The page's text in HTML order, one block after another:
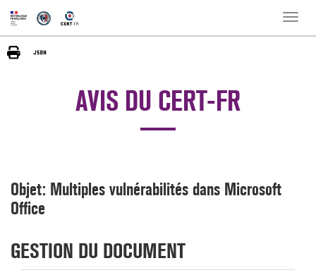
Toggle
AVIS DU CERT-FR
Objet: Multiples vulnérabilités dans Microsoft
Office
GESTION DU DOCUMENT